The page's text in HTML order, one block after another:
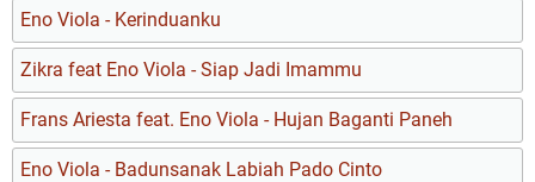
Eno Viola - Kerinduanku
Zikra feat Eno Viola - Siap Jadi Imammu
Frans Ariesta feat. Eno Viola - Hujan Baganti Paneh
Eno Viola - Badunsanak Labiah Pado Cinto